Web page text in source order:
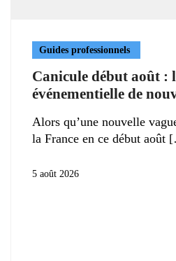
Guides professionnels
Canicule début août :
événementielle de
Alors qu’une nouvelle
la France en ce début août
5 août 2026